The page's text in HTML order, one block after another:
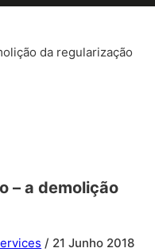
da regularização
– a demolição
/ 21 Junho 2018